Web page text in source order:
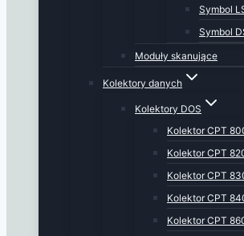
Symbol
Symbol
Moduły skanujące
Kolektory danych
Kolektory DOS
Kolektor CPT
Kolektor CPT
Kolektor CPT
Kolektor CPT
Kolektor CPT